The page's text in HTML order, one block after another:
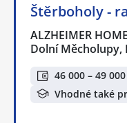
Štěrboholy -
ALZHEIMER
Dolní Měcholupy,
46 000 – 49
Vhodné také